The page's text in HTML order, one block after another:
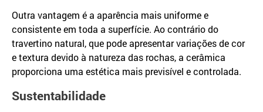
Outra vantagem é a aparência mais uniforme e
consistente em toda a superfície. Ao contrário do
travertino natural, que pode apresentar variações de cor
e textura devido à natureza das rochas, a cerâmica
proporciona uma estética mais previsível e controlada.
Sustentabilidade